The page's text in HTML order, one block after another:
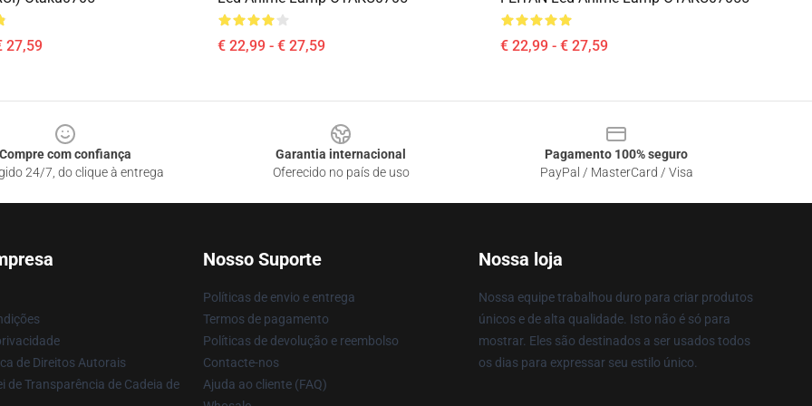
27,59 € 22,99 - € 27,59 € 22,99 - € 27,59
Compre com confiança
24/7, do clique à entrega
Garantia internacional
Oferecido no país de uso
Pagamento 100% seguro
PayPal / MasterCard / Visa
de Direitos Autorais
de Transparência de Cadeia de
Nosso Suporte
Políticas de envio e entrega
Termos de pagamento
Políticas de devolução e reembolso
Contacte-nos
Ajuda ao cliente (FAQ)
Nossa loja
Nossa equipe trabalhou duro para criar produtos
únicos e de alta qualidade. Isto não é só para
mostrar. Eles são destinados a ser usados todos
os dias para expressar seu estilo único.